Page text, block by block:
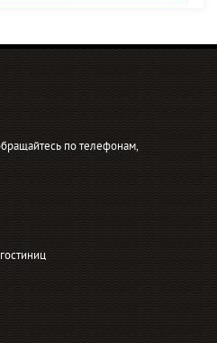
по телефонам,